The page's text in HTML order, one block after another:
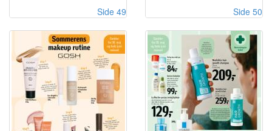
Side 49 Side 50